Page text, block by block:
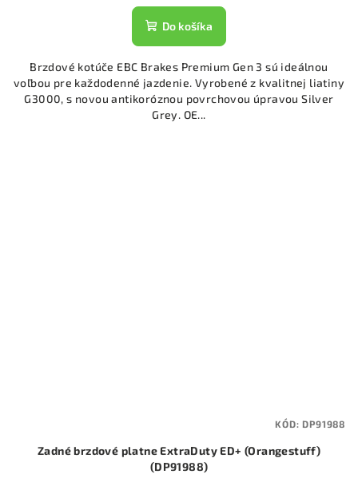
Do košíka
Brzdové kotúče EBC Brakes Premium Gen 3 sú ideálnou
voľbou pre každodenné jazdenie. Vyrobené z kvalitnej liatiny
G3000, s novou antikoróznou povrchovou úpravou Silver
Grey. OE...
Zadné brzdové platne ExtraDuty ED+ (Orangestuff)
(DP91988)
KÓD:DP91988